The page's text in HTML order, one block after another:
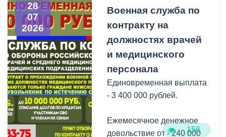
Водной станцией Георгий
Цгоев, празднование Дня
Нептуна - уже старая
добрая традиция.
В завершение праздника
детей угостили
сладостями.
28
07
2026
Военная служба по
контракту на
должностях врачей
и медицинского
персонала
Единовременная выплата
- 3 400 000 рублей.
Ежемесячное денежное
довольствие от - 240 000
156